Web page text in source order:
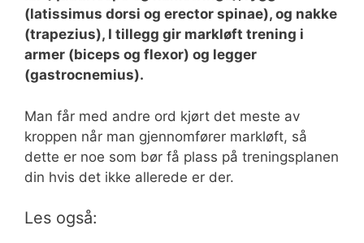
(latissimus dorsi og erector spinae), og nakke
(trapezius), I tillegg gir markløft trening i
armer (biceps og flexor) og legger
(gastrocnemius).
Man får med andre ord kjørt det meste av
kroppen når man gjennomfører markløft, så
dette er noe som bør få plass på treningsplanen
din hvis det ikke allerede er der.
Les også: